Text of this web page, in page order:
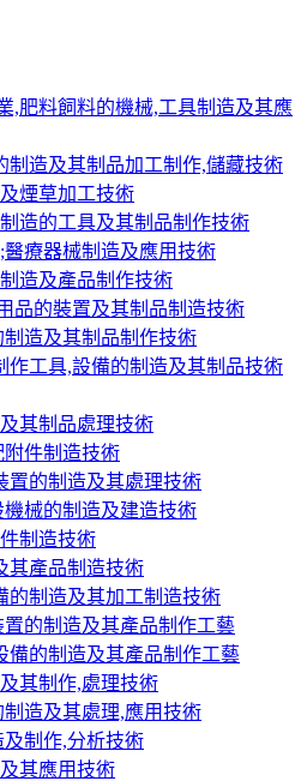
,肥料飼料的機械,工具制造及其應
制造及其制品加工制作,儲藏技術
煙草加工技術
造的工具及其制品制作技術
療器械制造及應用技術
造及產品制作技術
品的裝置及其制品制造技術
造及其制品制作技術
作工具,設備的制造及其制品技術
其制品處理技術
件制造技術
置的制造及其處理技術
械的制造及建造技術
制造技術
其產品制造技術
的制造及其加工制造技術
的制造及其產品制作工藝
備的制造及其產品制作工藝
其制作,處理技術
造及其處理,應用技術
制作,分析技術
其應用技術